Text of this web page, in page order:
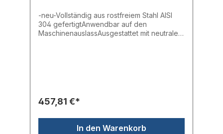
-neu-Vollständig aus rostfreiem Stahl AISI
304 gefertigtAnwendbar auf den
MaschinenauslassAusgestattet mit neutraler
457,81 €*
In den Warenkorb